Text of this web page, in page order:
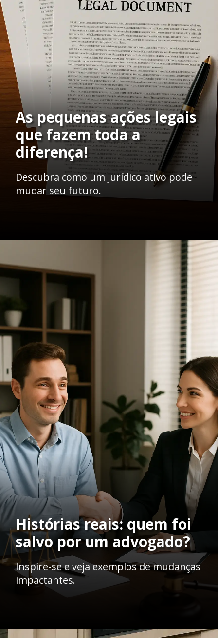
As pequenas ações legais
que fazem toda a
diferença!
Descubra como um jurídico ativo pode
mudar seu futuro.
Histórias reais: quem foi
salvo por um advogado?
Inspire-se e veja exemplos de mudanças
impactantes.